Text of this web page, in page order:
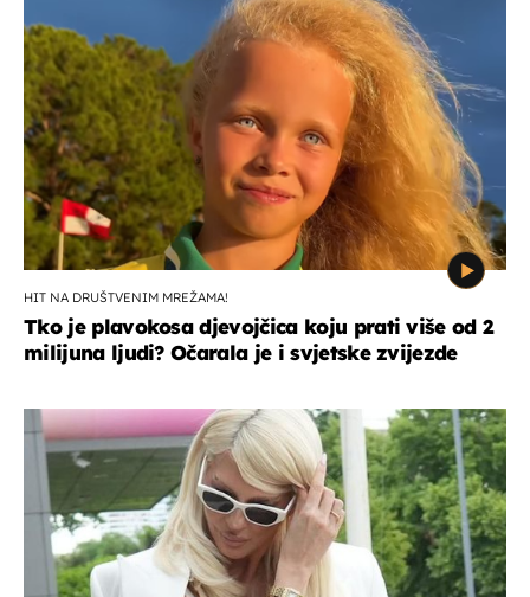
HIT NA DRUŠTVENIM MREŽAMA!
Tko je plavokosa djevojčica koju prati više od 2
milijuna ljudi? Očarala je i svjetske zvijezde